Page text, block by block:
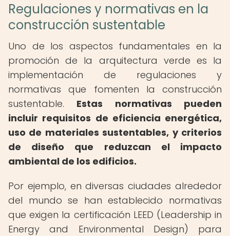
Regulaciones y normativas en la
construcción sustentable
Uno de los aspectos fundamentales en la
promoción de la arquitectura verde es la
implementación de regulaciones y
normativas que fomenten la construcción
sustentable. Estas normativas pueden
incluir requisitos de eficiencia energética,
uso de materiales sustentables, y criterios
de diseño que reduzcan el impacto
ambiental de los edificios.
Por ejemplo, en diversas ciudades alrededor
del mundo se han establecido normativas
que exigen la certificación LEED (Leadership in
Energy and Environmental Design) para